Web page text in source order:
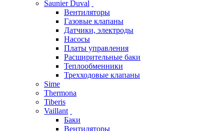
Saunier Duval
Вентиляторы
Газовые клапаны
Датчики, электроды
Насосы
Платы управления
Расширительные баки
Теплообменники
Трехходовые клапаны
Sime
Thermona
Tiberis
Vaillant
Баки
Вентиляторы